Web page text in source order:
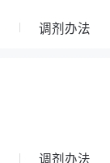
调剂办法
调剂办法